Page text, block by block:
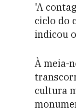
'A
ciclo do
indicou
À meia-
cultura